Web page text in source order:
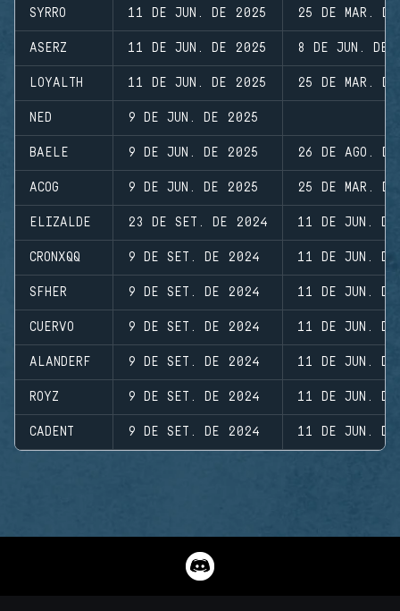
SYRRO 11 DE JUN. DE 2025 25 DE MAR.
ASERZ 11 DE JUN. DE 2025 8 DE JUN. DE
LOYALTH 11 DE JUN. DE 2025 25 DE MAR.
NED 9 DE JUN. DE 2025
BAELE 9 DE JUN. DE 2025 26 DE AGO.
ACOG 9 DE JUN. DE 2025 25 DE MAR.
ELIZALDE 23 DE SET. DE 2024 11 DE JUN.
CRONXQQ 9 DE SET. DE 2024 11 DE JUN.
SFHER 9 DE SET. DE 2024 11 DE JUN.
CUERVO 9 DE SET. DE 2024 11 DE JUN.
ALANDERF 9 DE SET. DE 2024 11 DE JUN.
ROYZ 9 DE SET. DE 2024 11 DE JUN.
CADENT 9 DE SET. DE 2024 11 DE JUN.